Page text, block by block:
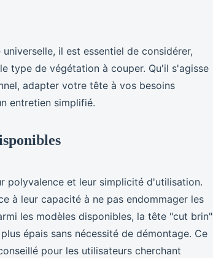
il est essentiel de considérer,
type de végétation à couper. Qu'il s'agisse
adapter votre tête à vos besoins
entretien simplifié.
polyvalence et leur simplicité d'utilisation.
à leur capacité à ne pas endommager les
les modèles disponibles, la tête "cut brin"
épais sans nécessité de démontage. Ce
pour les utilisateurs cherchant